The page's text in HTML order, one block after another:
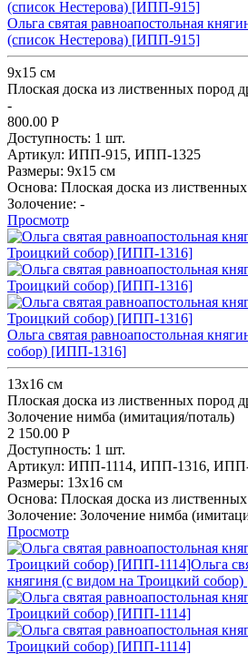
Ольга святая равноапостольная
(список Нестерова) [ИПП-915]
9х15 см
Плоская доска из лиственных пород
-
800.00 Р
Доступность: 1 шт.
Артикул: ИПП-915, ИПП-1325
Размеры: 9х15 см
Основа: Плоская доска из
Золочение: -
Просмотр
Ольга святая равноапостольная
собор) [ИПП-1316]
13x16 см
Плоская доска из лиственных пород
Золочение нимба (имитация/поталь)
2 150.00 Р
Доступность: 1 шт.
Артикул: ИПП-1114, ИПП-1316, ИПП-
Размеры: 13x16 см
Основа: Плоская доска из
Золочение: Золочение нимба
Просмотр